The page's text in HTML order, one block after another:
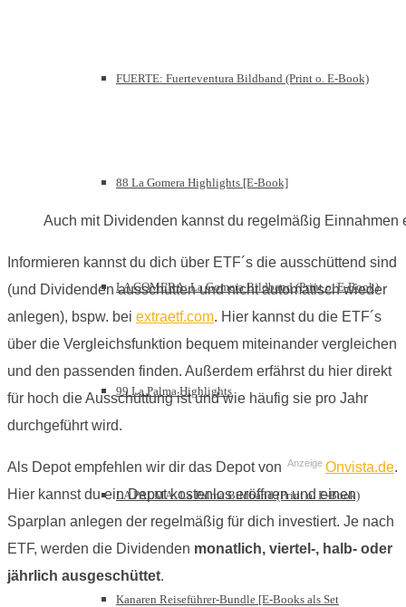
FUERTE: Fuerteventura Bildband (Print o. E-Book)
88 La Gomera Highlights [E-Book]
LA GOMERA: La Gomera Bildband (Print o. E-Book)
99 La Palma Highlights
LA PALMA: La Palma Bildband (Print o. E-Book)
Kanaren Reiseführer-Bundle [E-Books als Set
Auch mit Dividenden kannst du regelmäßig Einnahmen
Informieren kannst du dich über ETF´s die ausschüttend sind
(und Dividenden ausschütten und nicht automatisch wieder
anlegen), bspw. bei extraetf.com. Hier kannst du die ETF´s
über die Vergleichsfunktion bequem miteinander vergleichen
und den passenden finden. Außerdem erfährst du hier direkt
für hoch die Ausschüttung ist und wie häufig sie pro Jahr
durchgeführt wird.
Als Depot empfehlen wir dir das Depot von Anzeige Onvista.de.
Hier kannst du ein Depot kostenlos eröffnen und einen
Sparplan anlegen der regelmäßig für dich investiert. Je nach
ETF, werden die Dividenden monatlich, viertel-, halb- oder
jährlich ausgeschüttet.